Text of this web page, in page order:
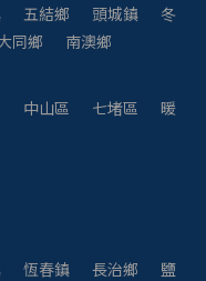
五結鄉 頭城鎮
冬
同鄉
南澳鄉
中山區 七堵區
暖
恆春鎮 長治鄉
鹽